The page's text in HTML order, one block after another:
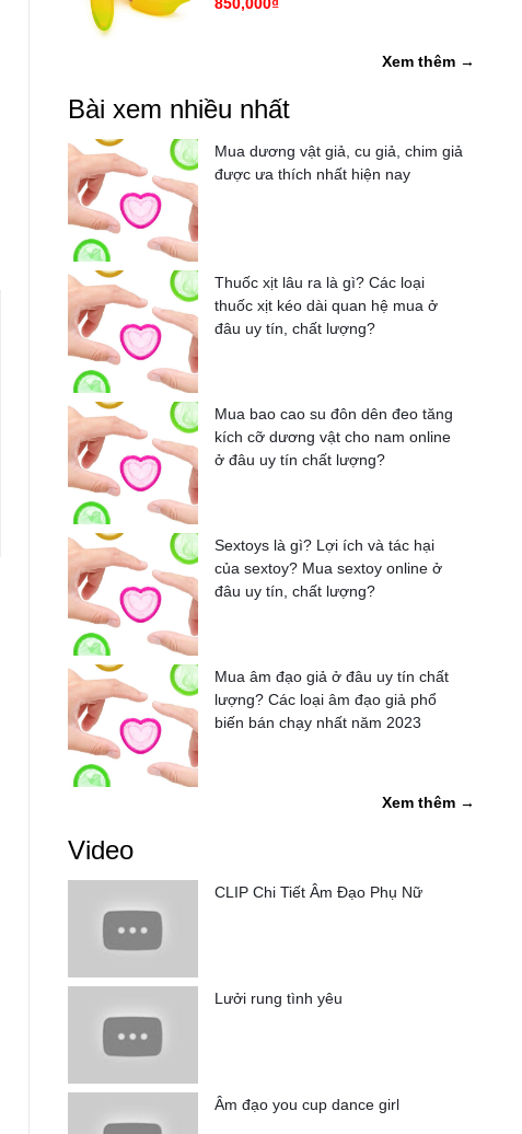
Xem thêm →
Bài xem nhiều nhất
Mua dương vật giả, cu giả, chim giả
được ưa thích nhất hiện nay
Thuốc xịt lâu ra là gì? Các loại
thuốc xịt kéo dài quan hệ mua ở
đâu uy tín, chất lượng?
Mua bao cao su đôn dên đeo tăng
kích cỡ dương vật cho nam online
ở đâu uy tín chất lượng?
Sextoys là gì? Lợi ích và tác hại
của sextoy? Mua sextoy online ở
đâu uy tín, chất lượng?
Mua âm đạo giả ở đâu uy tín chất
lượng? Các loại âm đạo giả phổ
biến bán chạy nhất năm 2023
Xem thêm →
Video
CLIP Chi Tiết Âm Đạo Phụ Nữ
Lưởi rung tình yêu
Âm đạo you cup dance girl